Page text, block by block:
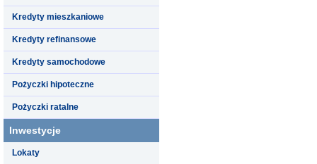
Kredyty mieszkaniowe
Kredyty refinansowe
Kredyty samochodowe
Pożyczki hipoteczne
Pożyczki ratalne
Inwestycje
Lokaty